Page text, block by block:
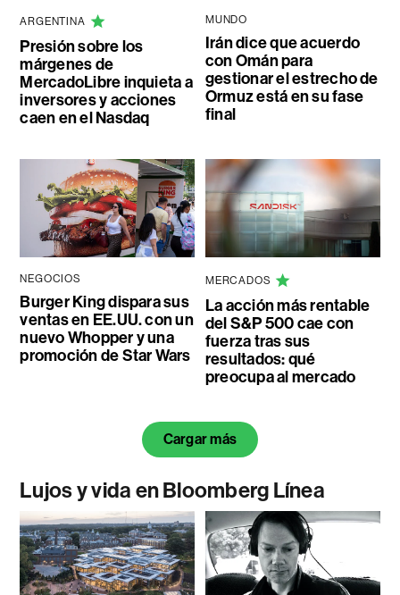
ARGENTINA
Presión sobre los
márgenes de
MercadoLibre inquieta a
inversores y acciones
caen en el Nasdaq
MUNDO
Irán dice que acuerdo
con Omán para
gestionar el estrecho de
Ormuz está en su fase
final
NEGOCIOS
Burger King dispara sus
ventas en EE.UU. con un
nuevo Whopper y una
promoción de Star Wars
MERCADOS
La acción más rentable
del S&P 500 cae con
fuerza tras sus
resultados: qué
preocupa al mercado
Cargar más
Lujos y vida en Bloomberg Línea